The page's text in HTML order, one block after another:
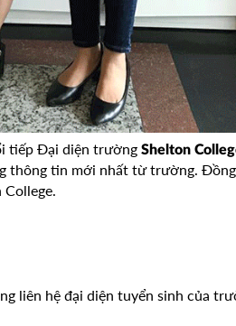
tiếp Đại diện trường Shelton
thông tin mới nhất từ trường.
liên hệ đại diện tuyển sinh của